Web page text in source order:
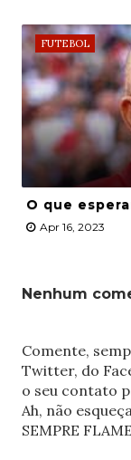
FUTEBOL
O que
Apr 16, 2023
Nenhum
Comente,
Twitter, do
o seu contato
Ah, não
SEMPRE